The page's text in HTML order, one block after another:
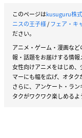
このページはkusuguru株
ニスの王子様/フェア・キ
ださい。
アニメ・ゲーム・漫画な
報・話題をお届けする情報
女性向けアニメをはじめ
マーにも幅を広げ、オタク
さらに、アンケート・ラ
タクがワクワク楽しめるよ